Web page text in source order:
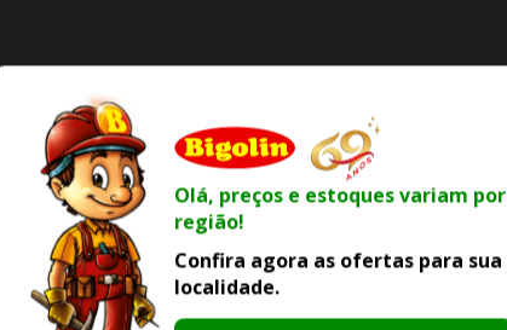
Olá, preços e estoques variam por
região!
Confira agora as ofertas para sua
localidade.